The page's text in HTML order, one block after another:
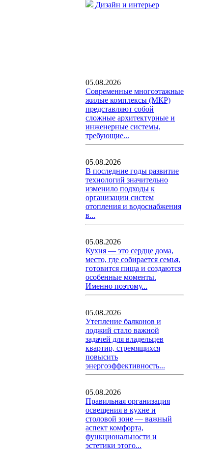
Дизайн и интерьер
05.08.2026
Современные многоэтажные
жилые комплексы (МКР)
представляют собой
сложные архитектурные и
инженерные системы,
требующие...
05.08.2026
В последние годы развитие
технологий значительно
изменило подходы к
организации систем
отопления и водоснабжения
в...
05.08.2026
Кухня — это сердце дома,
место, где собирается семья,
готовится пища и создаются
особенные моменты.
Именно поэтому...
05.08.2026
Утепление балконов и
лоджий стало важной
задачей для владельцев
квартир, стремящихся
повысить
энергоэффективность...
05.08.2026
Правильная организация
освещения в кухне и
столовой зоне — важный
аспект комфорта,
функциональности и
эстетики этого...